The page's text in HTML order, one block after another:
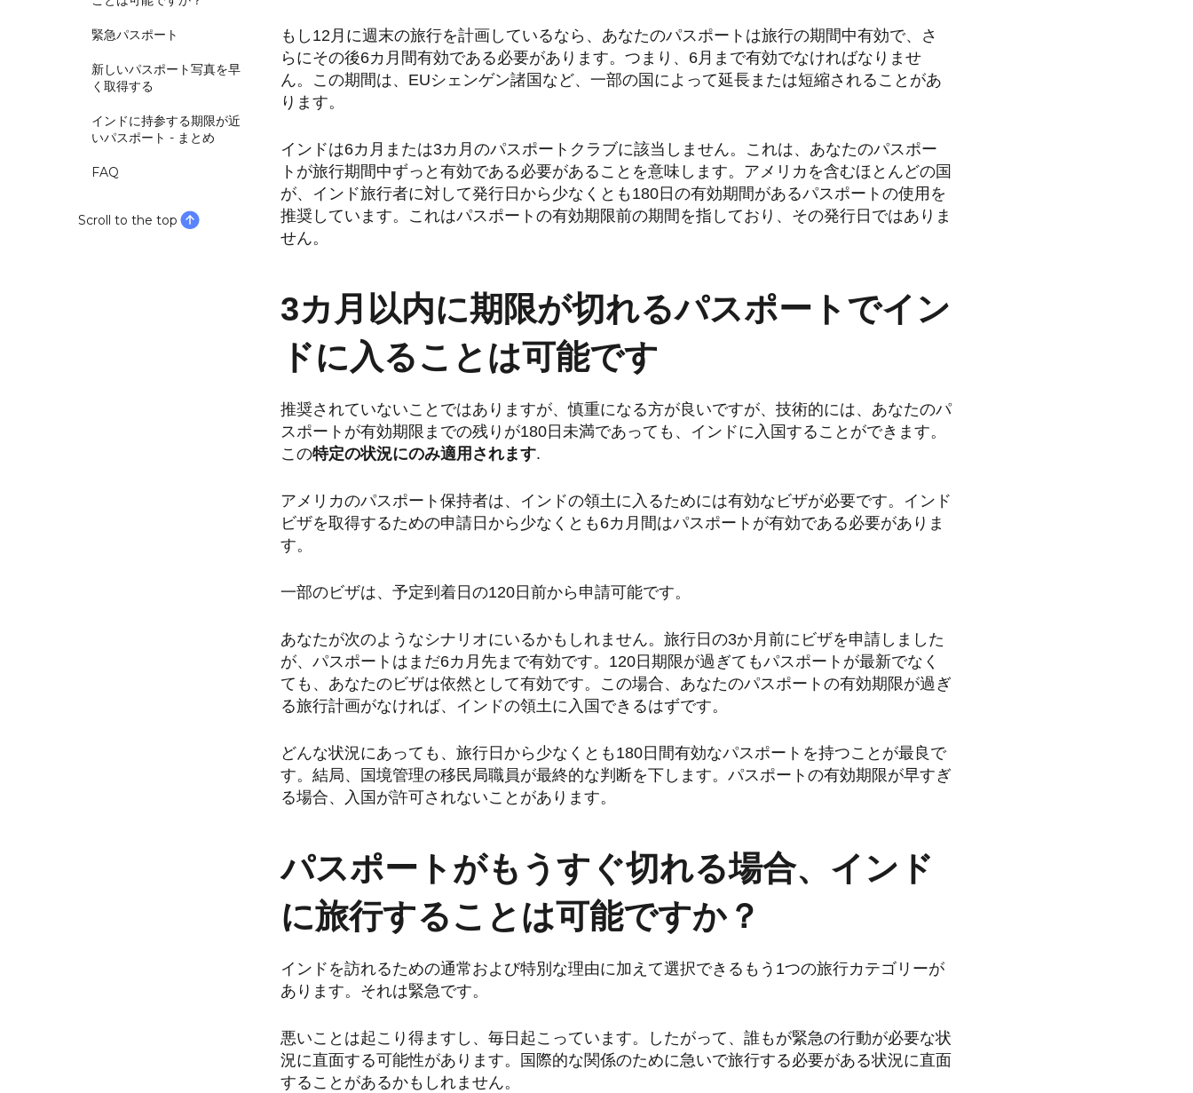
緊急パスポート
新しいパスポート写真を早
く取得する
インドに持参する期限が近
いパスポート - まとめ
FAQ
Scroll to the top
もし12月に週末の旅行を計画しているなら、あなたのパスポートは旅行の期間中有効で、さ
らにその後6カ月間有効である必要があります。つまり、6月まで有効でなければなりませ
ん。この期間は、EUシェンゲン諸国など、一部の国によって延長または短縮されることがあ
ります。
インドは6カ月または3カ月のパスポートクラブに該当しません。これは、あなたのパスポー
トが旅行期間中ずっと有効である必要があることを意味します。アメリカを含むほとんどの国
が、インド旅行者に対して発行日から少なくとも180日の有効期間があるパスポートの使用を
推奨しています。これはパスポートの有効期限前の期間を指しており、その発行日ではありま
せん。
3カ月以内に期限が切れるパスポートでイン
ドに入ることは可能です
推奨されていないことではありますが、慎重になる方が良いですが、技術的には、あなたのパ
スポートが有効期限までの残りが180日未満であっても、インドに入国することができます。
この特定の状況にのみ適用されます.
アメリカのパスポート保持者は、インドの領土に入るためには有効なビザが必要です。インド
ビザを取得するための申請日から少なくとも6カ月間はパスポートが有効である必要がありま
す。
一部のビザは、予定到着日の120日前から申請可能です。
あなたが次のようなシナリオにいるかもしれません。旅行日の3か月前にビザを申請しました
が、パスポートはまだ6カ月先まで有効です。120日期限が過ぎてもパスポートが最新でなく
ても、あなたのビザは依然として有効です。この場合、あなたのパスポートの有効期限が過ぎ
る旅行計画がなければ、インドの領土に入国できるはずです。
どんな状況にあっても、旅行日から少なくとも180日間有効なパスポートを持つことが最良で
す。結局、国境管理の移民局職員が最終的な判断を下します。パスポートの有効期限が早すぎ
る場合、入国が許可されないことがあります。
パスポートがもうすぐ切れる場合、インド
に旅行することは可能ですか？
インドを訪れるための通常および特別な理由に加えて選択できるもう1つの旅行カテゴリーが
あります。それは緊急です。
悪いことは起こり得ますし、毎日起こっています。したがって、誰もが緊急の行動が必要な状
況に直面する可能性があります。国際的な関係のために急いで旅行する必要がある状況に直面
することがあるかもしれません。